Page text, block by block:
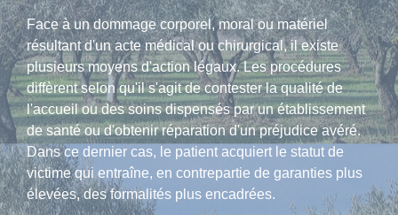
Face à un dommage corporel, moral ou matériel
résultant d'un acte médical ou chirurgical, il existe
plusieurs moyens d'action légaux. Les procédures
diffèrent selon qu'il s'agit de contester la qualité de
l'accueil ou des soins dispensés par un établissement
de santé ou d'obtenir réparation d'un préjudice avéré.
Dans ce dernier cas, le patient acquiert le statut de
victime qui entraîne, en contrepartie de garanties plus
élevées, des formalités plus encadrées.